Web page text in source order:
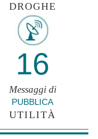
DROGHE
16
Messaggi di
PUBBLICA
UTILITÀ